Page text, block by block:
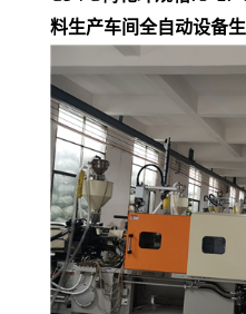
料生产车间全自动设备